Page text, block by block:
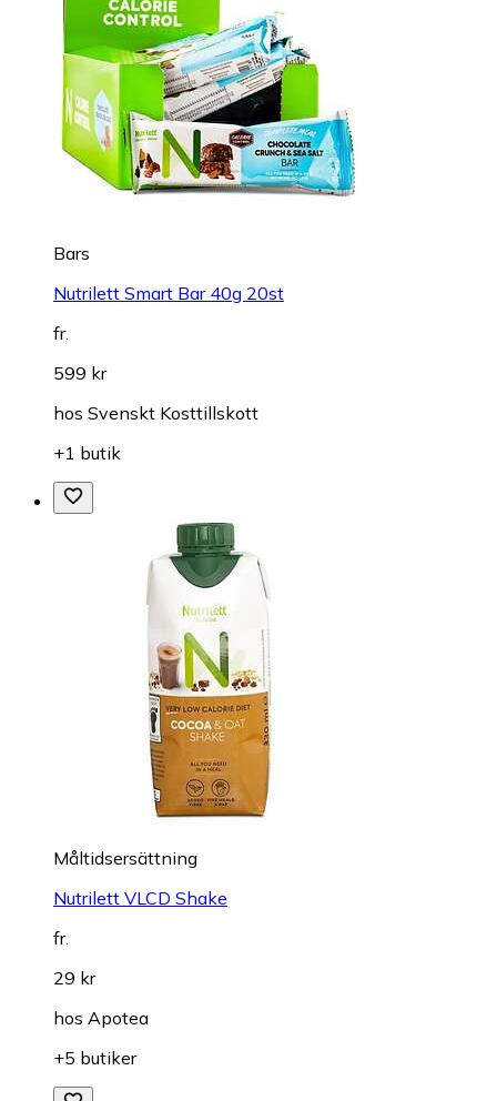
Bars
Nutrilett Smart Bar 40g 20st
fr.
599 kr
hos Svenskt Kosttillskott
+1 butik
Måltidsersättning
Nutrilett VLCD Shake
fr.
29 kr
hos Apotea
+5 butiker